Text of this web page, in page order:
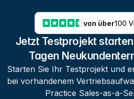
von über100
Jetzt Testprojekt
Tagen
Starten Sie Ihr Testprojekt und
bei vorhandenem
Practice Sales-as-a-